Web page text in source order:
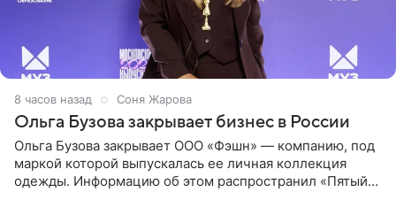
8 часов назад Соня Жарова
Ольга Бузова закрывает бизнес в России
Ольга Бузова закрывает ООО «Фэшн» — компанию, под
маркой которой выпускалась ее личная коллекция
одежды. Информацию об этом распространил «Пятый